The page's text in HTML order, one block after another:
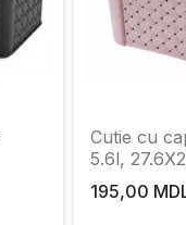
Cutie cu
5.6l,
195,00